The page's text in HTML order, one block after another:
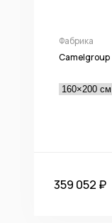
Фабрика
Camelgroup
359 052 ₽